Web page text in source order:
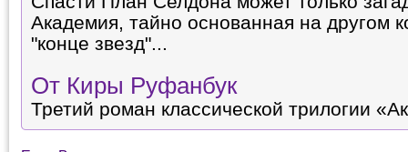
Академия, тайно основанная на другом
"конце звезд"...
От Киры Руфанбук
Третий роман классической трилогии